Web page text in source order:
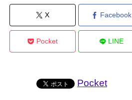
X Facebook
Pocket LINE
Pocket